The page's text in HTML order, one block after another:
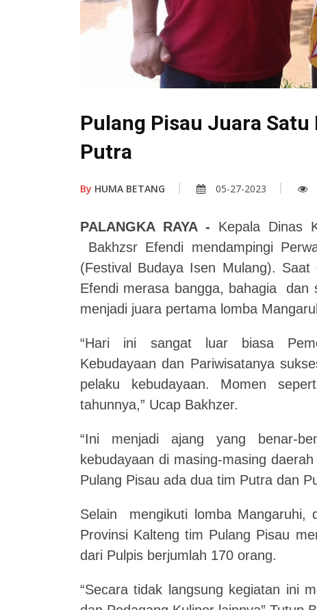
Pulang Pisau Juara
Putra
By HUMA BETANG 05-27-2023
PALANGKA RAYA - Kepala Dinas
Bakhzsr Efendi mendampingi
(Festival Budaya Isen Mulang).
Efendi merasa bangga, bahagia dan
menjadi juara pertama lomba
“Hari ini sangat luar biasa
Kebudayaan dan Pariwisatanya
pelaku kebudayaan. Momen
tahunnya,” Ucap Bakhzer.
“Ini menjadi ajang yang benar-
kebudayaan di masing-masing
Pulang Pisau ada dua tim Putra dan
Selain mengikuti lomba Mangaruhi,
Provinsi Kalteng tim Pulang Pisau
dari Pulpis berjumlah 170 orang.
“Secara tidak langsung kegiatan ini